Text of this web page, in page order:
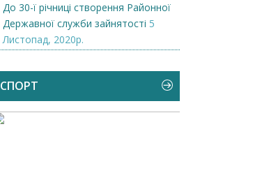
До 30-ї річниці створення Районної
Державної служби зайнятості 5
Листопад, 2020р.
СПОРТ